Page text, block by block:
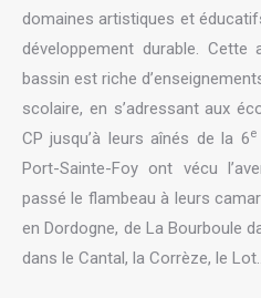
domaines artistiques et
développement durable. Cette
bassin est riche
scolaire, en s’adressant aux
CP jusqu’à leurs aînés de la 6e
Port-Sainte-Foy ont vécu
passé le flambeau à leurs
en Dordogne, de La Bourboule
dans le Cantal, la Corrèze, le